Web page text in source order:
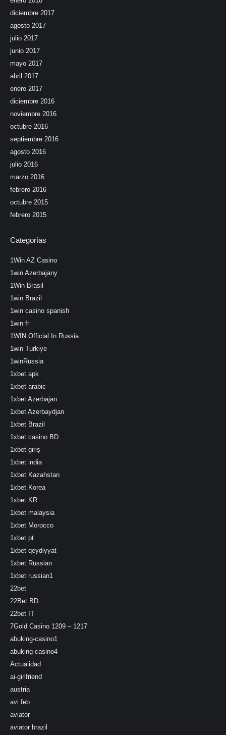
diciembre 2017
agosto 2017
julio 2017
junio 2017
mayo 2017
abril 2017
enero 2017
diciembre 2016
noviembre 2016
octubre 2016
septiembre 2016
agosto 2016
julio 2016
marzo 2016
febrero 2016
octubre 2015
febrero 2015
Categorías
1Win AZ Casino
1win Azerbajany
1Win Brasil
1win Brazil
1win casino spanish
1win fr
1WIN Official In Russia
1win Turkiye
1winRussia
1xbet apk
1xbet arabic
1xbet Azerbajan
1xbet Azerbaydjan
1xbet Brazil
1xbet casino BD
1xbet giriş
1xbet india
1xbet Kazahstan
1xbet Korea
1xbet KR
1xbet malaysia
1xbet Morocco
1xbet pt
1xbet qeydiyyat
1xbet Russian
1xbet russian1
22bet
22Bet BD
22bet IT
7Gold Casino 1209 – 1217
abuking-casino1
abuking-casino4
Actualidad
ai-girlfriend
austria
avi feb
aviator
aviator brazil